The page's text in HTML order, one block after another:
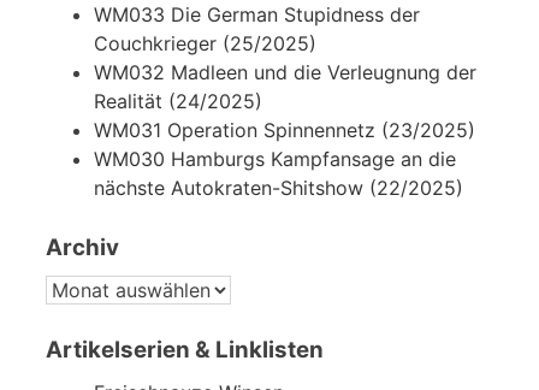
WM033 Die German Stupidness der
Couchkrieger (25/2025)
WM032 Madleen und die Verleugnung der
Realität (24/2025)
WM031 Operation Spinnennetz (23/2025)
WM030 Hamburgs Kampfansage an die
nächste Autokraten-Shitshow (22/2025)
Archiv
ARCHIV
Artikelserien & Linklisten